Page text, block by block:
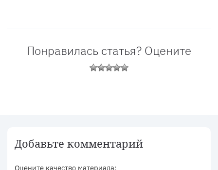
Понравилась статья? Оцените
Добавьте комментарий
Оцените качество материала: